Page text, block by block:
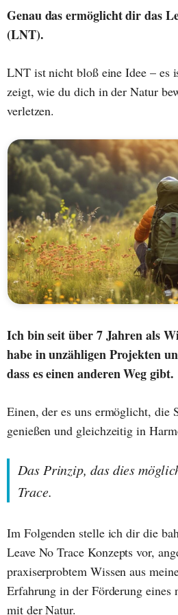
Genau das ermöglicht dir das
(LNT).
LNT ist nicht bloß eine Idee – es
zeigt, wie du dich in der Natur
verletzen.
Ich bin seit über 7 Jahren als
habe in unzähligen Projekten
dass es einen anderen Weg gibt.
Einen, der es uns ermöglicht, die
genießen und gleichzeitig in
Das Prinzip, das dies
Trace.
Im Folgenden stelle ich dir die
Leave No Trace Konzepts vor,
praxiserprobtem Wissen aus
Erfahrung in der Förderung eines
mit der Natur.